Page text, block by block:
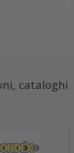
cataloghi